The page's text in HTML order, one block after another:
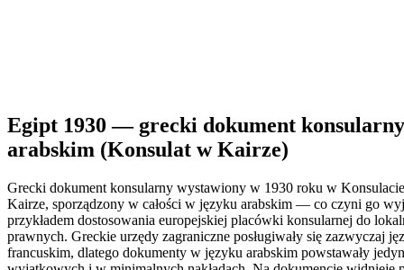
Egipt 1930 — grecki dokument
arabskim (Konsulat w Kairze)
Grecki dokument konsularny wystawiony w 1930 roku w
Kairze, sporządzony w całości w języku arabskim — co czyni go
przykładem dostosowania europejskiej placówki konsularnej do
prawnych. Greckie urzędy zagraniczne posługiwały się zazwyczaj
francuskim, dlatego dokumenty w języku arabskim powstawały